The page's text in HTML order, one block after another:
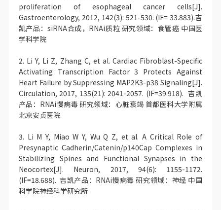
proliferation of esophageal cancer cells[J].
Gastroenterology, 2012, 142(3): 521-530. (IF= 33.883).吉
凯产品：siRNA合成，RNAi质粒 研究领域：食管癌 中国医
学科学院
2. Li Y, Li Z, Zhang C, et al. Cardiac Fibroblast-Specific
Activating Transcription Factor 3 Protects Against
Heart Failure by Suppressing MAP2K3-p38 Signaling[J].
Circulation, 2017, 135(21): 2041-2057. (IF=39.918). 吉凯
产品：RNAi慢病毒 研究领域：心脏衰竭 首都医科大学附属
北京安贞医院
3. Li M Y, Miao W Y, Wu Q Z, et al. A Critical Role of
Presynaptic Cadherin/Catenin/p140Cap Complexes in
Stabilizing Spines and Functional Synapses in the
Neocortex[J]. Neuron, 2017, 94(6): 1155-1172.
(IF=18.688). 吉凯产品：RNAi慢病毒 研究领域：神经 中国
科学院神经科学研究所